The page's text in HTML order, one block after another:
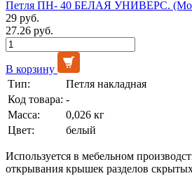
Петля ПН- 40 БЕЛАЯ УНИВЕРС.
29 руб.
27.26 руб.
В корзину
Тип:
Петля накладная
Код товара: -
Масса:
0,026 кг
Цвет:
белый
Используется в мебельном
открывания крышек разделов